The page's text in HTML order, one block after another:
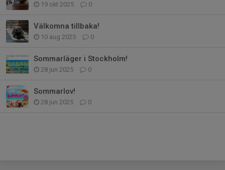
19 okt 2025 0
Välkomna tillbaka!
10 aug 2025 0
Sommarläger i Stockholm!
28 jun 2025 0
Sommarlov!
28 jun 2025 0